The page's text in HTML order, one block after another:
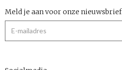
Meld je aan voor onze nieuwsbrief